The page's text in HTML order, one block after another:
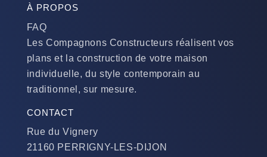
À PROPOS
FAQ
Les Compagnons Constructeurs réalisent vos
plans et la construction de votre maison
individuelle, du style contemporain au
traditionnel, sur mesure.
CONTACT
Rue du Vignery
21160 PERRIGNY-LES-DIJON